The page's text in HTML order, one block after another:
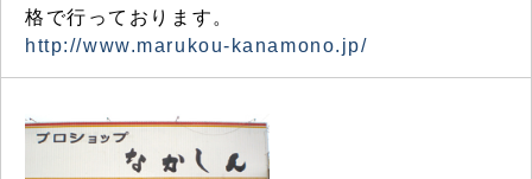
格で行っております。
http://www.marukou-kanamono.jp/